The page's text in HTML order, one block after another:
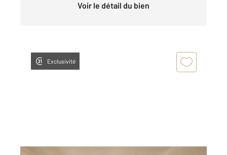
Voir le détail du bien
Exclusivité